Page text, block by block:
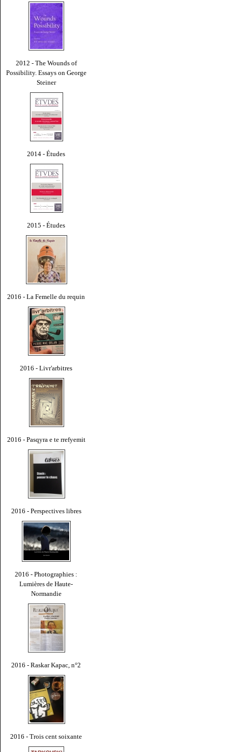
2012 - The Wounds of
Possibility. Essays on George
Steiner
2014 - Études
2015 - Études
2016 - La Femelle du requin
2016 - Livr'arbitres
2016 - Pasqyra e te rrefyemit
2016 - Perspectives libres
2016 - Photographies :
Lumières de Haute-
Normandie
2016 - Raskar Kapac, n°2
2016 - Trois cent soixante